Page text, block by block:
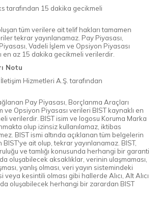
tarafından 15 dakika gecikmeli
tüm verilere ait telif hakları tamamen
tekrar yayınlanamaz. Pay Piyasası,
Vadeli İşlem ve Opsiyon Piyasası
en az 15 dakika gecikmeli verilerdir.
Notu
Hizmetleri A.Ş. tarafından
Pay Piyasası, Borçlanma Araçları
ve Opsiyon Piyasası verileri BIST kaynaklı en
verilerdir. BIST isim ve logosu Koruma Marka
olup izinsiz kullanılamaz, iktibas
BIST ismi altında açıklanan tüm belgelerin
BIST'ye ait olup, tekrar yayınlanamaz. BIST,
ve tamlığı konusunda herhangi bir garanti
oluşabilecek aksaklıklar, verinin ulaşmaması,
yanlış olması, veri yayın sistemindeki
veya kesintili olması gibi hallerde Alıcı, Alt Alıcı
oluşabilecek herhangi bir zarardan BIST